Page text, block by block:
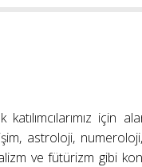
için
astroloji,
ve fütürizm gibi